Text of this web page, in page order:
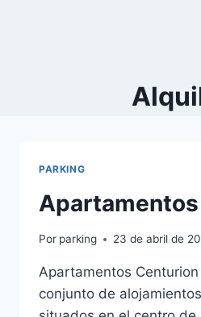
PARKING
Por parking 23 de abril de
Apartamentos
conjunto de